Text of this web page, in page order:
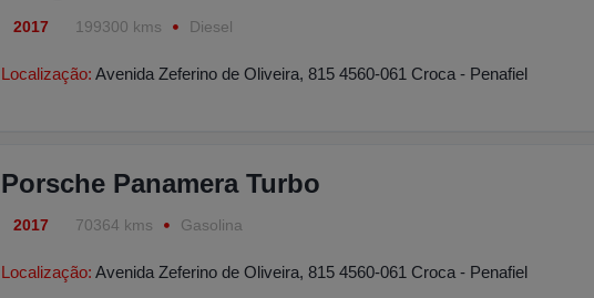
2017 199300 kms Diesel
Localização: Avenida Zeferino de Oliveira, 815 4560-061 Croca - Penafiel
Porsche Panamera Turbo
2017 70364 kms Gasolina
Localização: Avenida Zeferino de Oliveira, 815 4560-061 Croca - Penafiel